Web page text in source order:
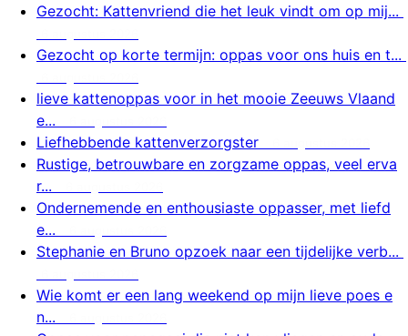
Gezocht: Kattenvriend die het leuk vindt om op mij...
Gezocht op korte termijn: oppas voor ons huis en t...
lieve kattenoppas voor in het mooie Zeeuws Vlaand
e...
Liefhebbende kattenverzorgster
Rustige, betrouwbare en zorgzame oppas, veel erva
r...
Ondernemende en enthousiaste oppasser, met liefd
e...
Stephanie en Bruno opzoek naar een tijdelijke verb...
Wie komt er een lang weekend op mijn lieve poes e
n...